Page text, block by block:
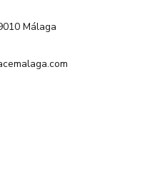
Málaga